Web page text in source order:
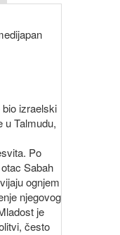
u Talmudu,
Po
Sabah
ognjem
njegovog
je
često